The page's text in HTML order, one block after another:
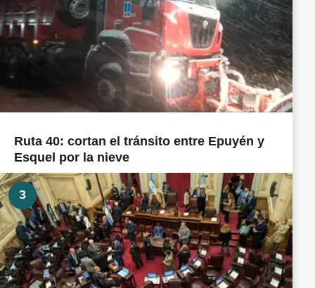
Ruta 40: cortan el tránsito entre Epuyén y
Esquel por la nieve
3